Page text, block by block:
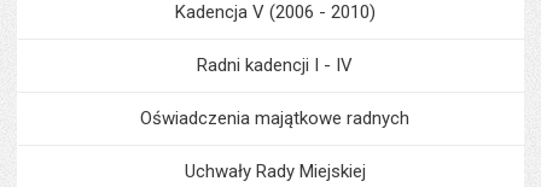
Kadencja V (2006 - 2010)
Radni kadencji I - IV
Oświadczenia majątkowe radnych
Uchwały Rady Miejskiej